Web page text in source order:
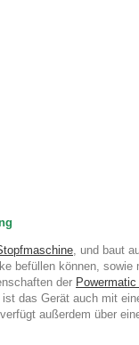
, und baut
befüllen können, sowie
der
das Gerät auch mit
außerdem über